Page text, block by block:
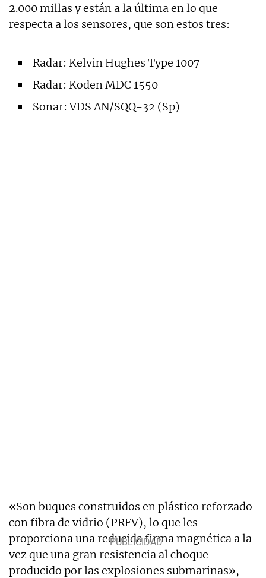
2.000 millas y están a la última en lo que
respecta a los sensores, que son estos tres:
Radar: Kelvin Hughes Type 1007
Radar: Koden MDC 1550
Sonar: VDS AN/SQQ-32 (Sp)
«Son buques construidos en plástico reforzado
con fibra de vidrio (PRFV), lo que les
proporciona una reducida firma magnética a la
vez que una gran resistencia al choque
producido por las explosiones submarinas»,